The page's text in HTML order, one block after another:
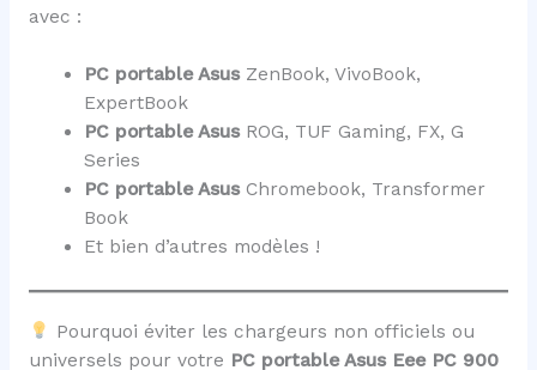
avec :
PC portable Asus ZenBook, VivoBook,
ExpertBook
PC portable Asus ROG, TUF Gaming, FX, G
Series
PC portable Asus Chromebook, Transformer
Book
Et bien d’autres modèles !
Pourquoi éviter les chargeurs non officiels ou
universels pour votre PC portable Asus Eee PC 900